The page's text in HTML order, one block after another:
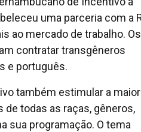
uma parceria com a
ao mercado de trabalho. Os
contratar transgêneros
e português.
também estimular a maior
todas as raças, gêneros,
sua programação. O tema